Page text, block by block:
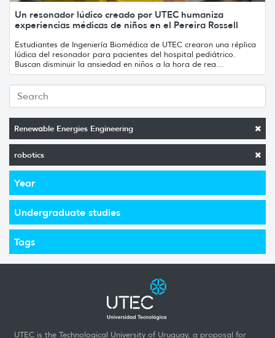
Renewable Energies Engineering
robotics
Year
Undergraduate studies
Tags
Un resonador lúdico creado por UTEC humaniza
experiencias médicas de niños en el Pereira Rossell
Estudiantes de Ingeniería Biomédica de UTEC crearon una réplica
lúdica del resonador para pacientes del hospital pediátrico.
Buscan disminuir la ansiedad en niños a la hora de rea...
UTEC is the Technological University of Uruguay, a proposal for